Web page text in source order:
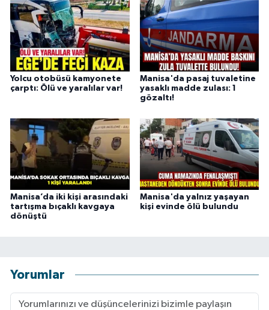
Yolcu otobüsü kamyonete
çarptı: Ölü ve yaralılar var!
Manisa'da pasaj tuvaletine
yasaklı madde zulası: 1
gözaltı!
Manisa’da iki kişi arasındaki
tartışma bıçaklı kavgaya
dönüştü
Manisa'da yalnız yaşayan
kişi evinde ölü bulundu
Yorumlar